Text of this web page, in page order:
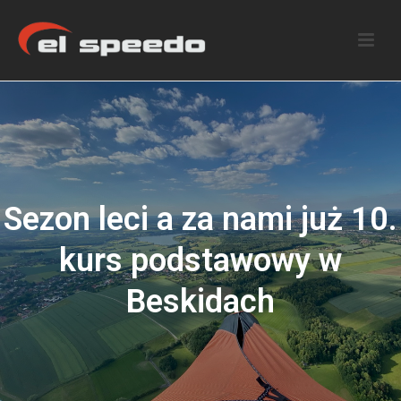
Sezon leci a za nami już 10.
kurs podstawowy w
Beskidach